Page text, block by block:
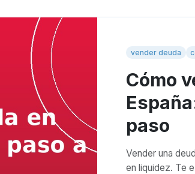
vender deuda
Cómo
paso
Vender una
en liquidez. Te